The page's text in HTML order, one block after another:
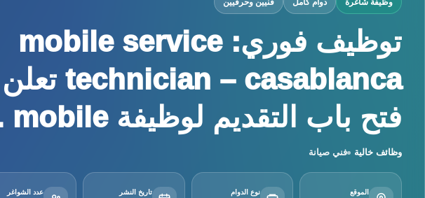
وظيفة شاغرة دوام كامل فنيين وحرفيين
توظيف فوري: mobile service
فتح باب التقديم لوظيفة mobile ...
وظائف خالية فني صيانة
الموقع نوع الدوام تاريخ النشر عدد الشواغر